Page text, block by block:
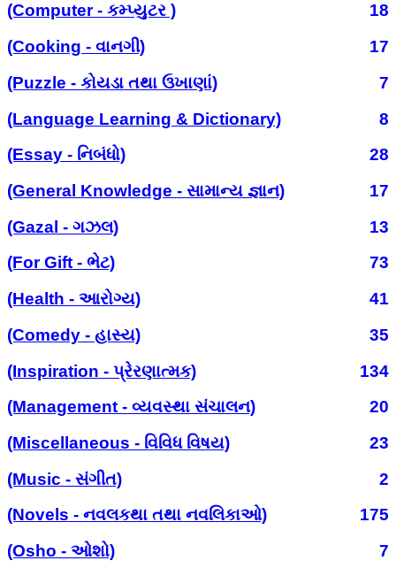
(Computer - કમ્પ્યુટર )
18
(Cooking - વાનગી)
17
(Puzzle - કોયડા તથા ઉખાણાં)
7
(Language Learning & Dictionary)
8
(Essay - નિબંધો)
28
(General Knowledge - સામાન્ય જ્ઞાન)
17
(Gazal - ગઝલ)
13
(For Gift - ભેટ)
73
(Health - આરોગ્ય)
41
(Comedy - હાસ્ય)
35
(Inspiration - પ્રેરણાત્મક)
134
(Management - વ્યવસ્થા સંચાલન)
20
(Miscellaneous - વિવિધ વિષય)
23
(Music - સંગીત)
2
(Novels - નવલકથા તથા નવલિકાઓ)
175
(Osho - ઓશો)
7